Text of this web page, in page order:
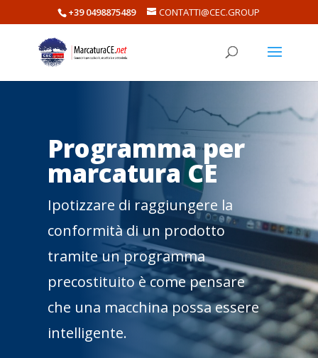
+39 0498875489 CONTATTI@CEC.GROUP
Programma per
marcatura CE
Ipotizzare di raggiungere la
conformità di un prodotto
tramite un programma
precostituito è come pensare
che una macchina possa essere
intelligente.